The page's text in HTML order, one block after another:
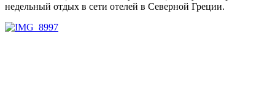
недельный отдых в сети отелей в Северной Греции.